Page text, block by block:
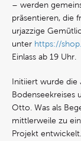
– werden
präsentieren, die
urjazzige
unter https://
Einlass ab 19 Uhr.
Initiiert wurde
Bodenseekreises
Otto. Was als
mittlerweile zu
Projekt entwickelt.